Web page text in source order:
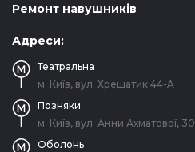
Ремонт навушників
Адреси:
Театральна
м. Київ, вул. Хрещатик 44-A
Позняки
м. Київ, вул. Анни Ахматової, 30
Оболонь